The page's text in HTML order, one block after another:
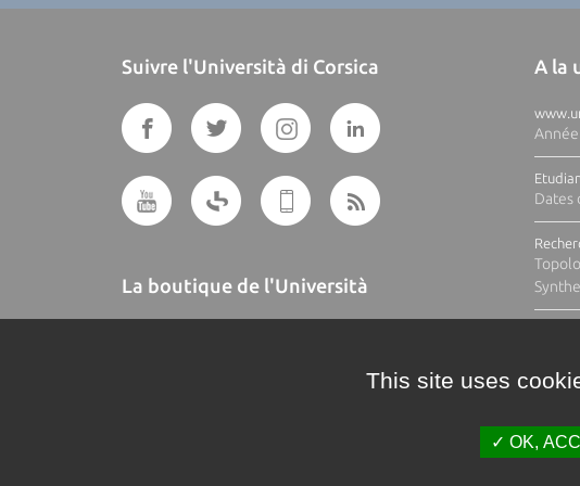
Suivre l'Università di Corsica
La boutique de l'Università
A la
Dates
This site uses
OK,